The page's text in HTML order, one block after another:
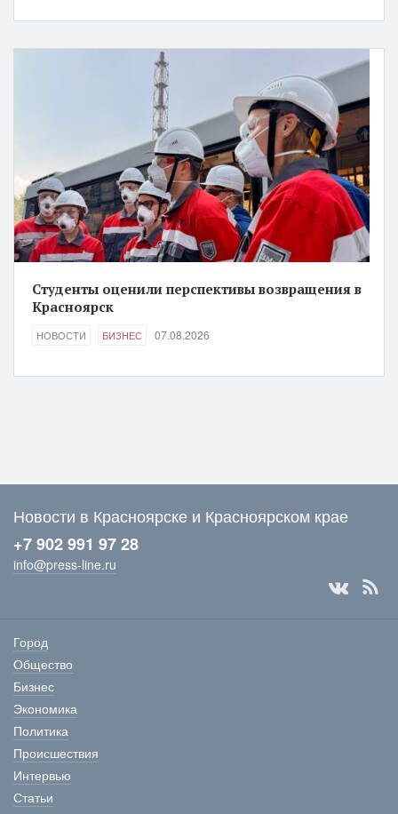
Студенты оценили перспективы возвращения в
Красноярск
НОВОСТИ БИЗНЕС 07.08.2026
Новости в Красноярске и Красноярском крае
+7 902 991 97 28
info@press-line.ru
Город
Общество
Бизнес
Экономика
Политика
Происшествия
Интервью
Статьи